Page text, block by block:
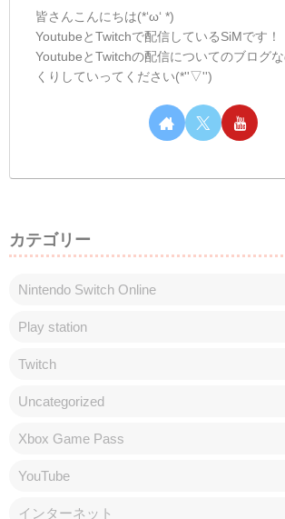
皆さんこんにちは(*‘ω‘ *)
YoutubeとTwitchで配信しているSiMです！
YoutubeとTwitchの配信についてのブログ
くりしていってください(*''▽'')
カテゴリー
Nintendo Switch Online
Play station
Twitch
Uncategorized
Xbox Game Pass
YouTube
インターネット